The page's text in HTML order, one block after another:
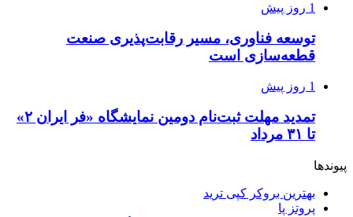
1 روز پیش
توسعه فناوری، مسیر رقابت‌پذیری صنعت
قطعه‌سازی است
1 روز پیش
تمدید مهلت ثبت‌نام دومین نمایشگاه «فر ایران ۲»
تا ۳۱ مرداد
پیوندها
بهترین بروکر کپی ترید
پروتز پا